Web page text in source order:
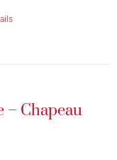
– Chapeau